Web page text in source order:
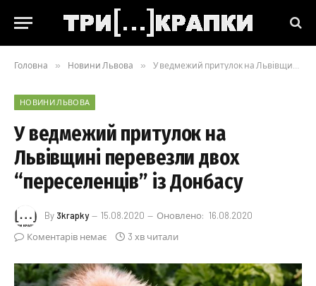
Головна » Новини Львова » У ведмежий притулок на Львівщині перевезли двох “переселенців” із Донбасу
НОВИНИ ЛЬВОВА
У ведмежий притулок на
Львівщині перевезли двох
“переселенців” із Донбасу
By 3krapky 15.08.2020 Оновлено: 16.08.2020
Коментарів немає
3 хв читали